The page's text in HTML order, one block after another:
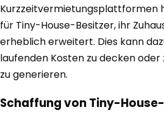
Kurzzeitvermietungsplattformen
für Tiny-House-Besitzer, ihr
erheblich erweitert. Dies kann
laufenden Kosten zu decken
zu generieren.
Schaffung von Tiny-